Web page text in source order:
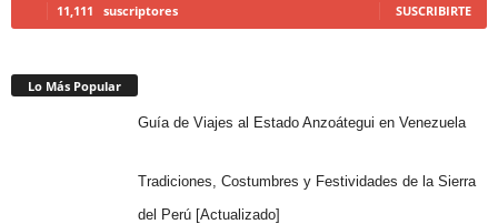
11,111 suscriptores SUSCRIBIRTE
Lo Más Popular
Guía de Viajes al Estado Anzoátegui en Venezuela
Tradiciones, Costumbres y Festividades de la Sierra
del Perú [Actualizado]